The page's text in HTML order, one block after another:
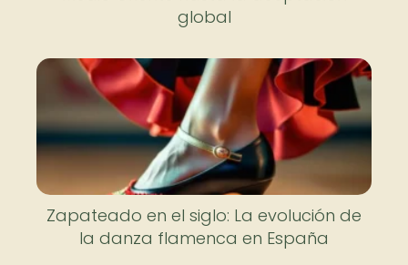
global
Zapateado en el siglo: La evolución de
la danza flamenca en España